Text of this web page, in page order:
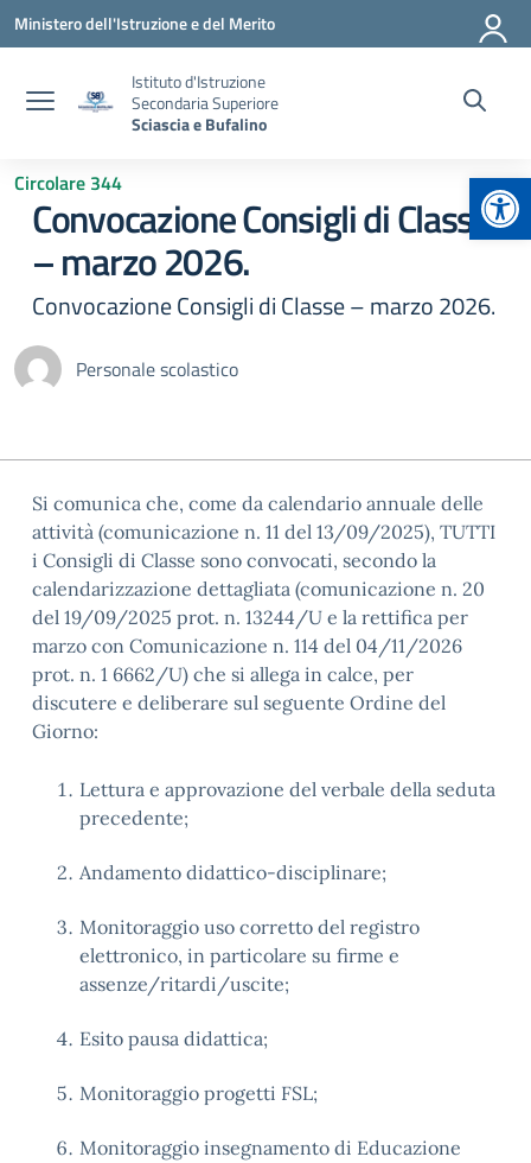
Vai ai contenuti
Vai al menu di navigazione
Vai al footer
Ministero dell'Istruzione e del Merito
Istituto d'Istruzione
Secondaria Superiore
Sciascia e Bufalino
Circolare 344
Convocazione Consigli di Classe
– marzo 2026.
Convocazione Consigli di Classe – marzo 2026.
Personale scolastico
Si comunica che, come da calendario annuale delle
attività (comunicazione n. 11 del 13/09/2025), TUTTI
i Consigli di Classe sono convocati, secondo la
calendarizzazione dettagliata (comunicazione n. 20
del 19/09/2025 prot. n. 13244/U e la rettifica per
marzo con Comunicazione n. 114 del 04/11/2026
prot. n. 1 6662/U) che si allega in calce, per
discutere e deliberare sul seguente Ordine del
Giorno:
Lettura e approvazione del verbale della seduta
precedente;
Andamento didattico-disciplinare;
Monitoraggio uso corretto del registro
elettronico, in particolare su firme e
assenze/ritardi/uscite;
Esito pausa didattica;
Monitoraggio progetti FSL;
Monitoraggio insegnamento di Educazione